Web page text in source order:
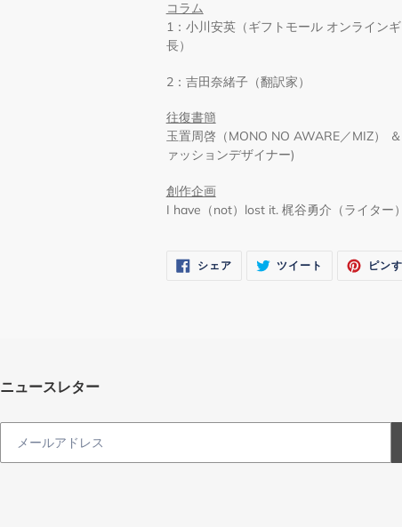
コラム
1：小川安英（ギフトモール オンライン
長）
⁠2：吉田奈緒子（翻訳家）
往復書簡
玉置周啓（MONO NO AWARE／MIZ）
ァッションデザイナー)
創作企画
I have（not）lost it. 梶谷勇介（ライター）
シェアFACEBOOKツイート
TWITTERピン
ニュースレター